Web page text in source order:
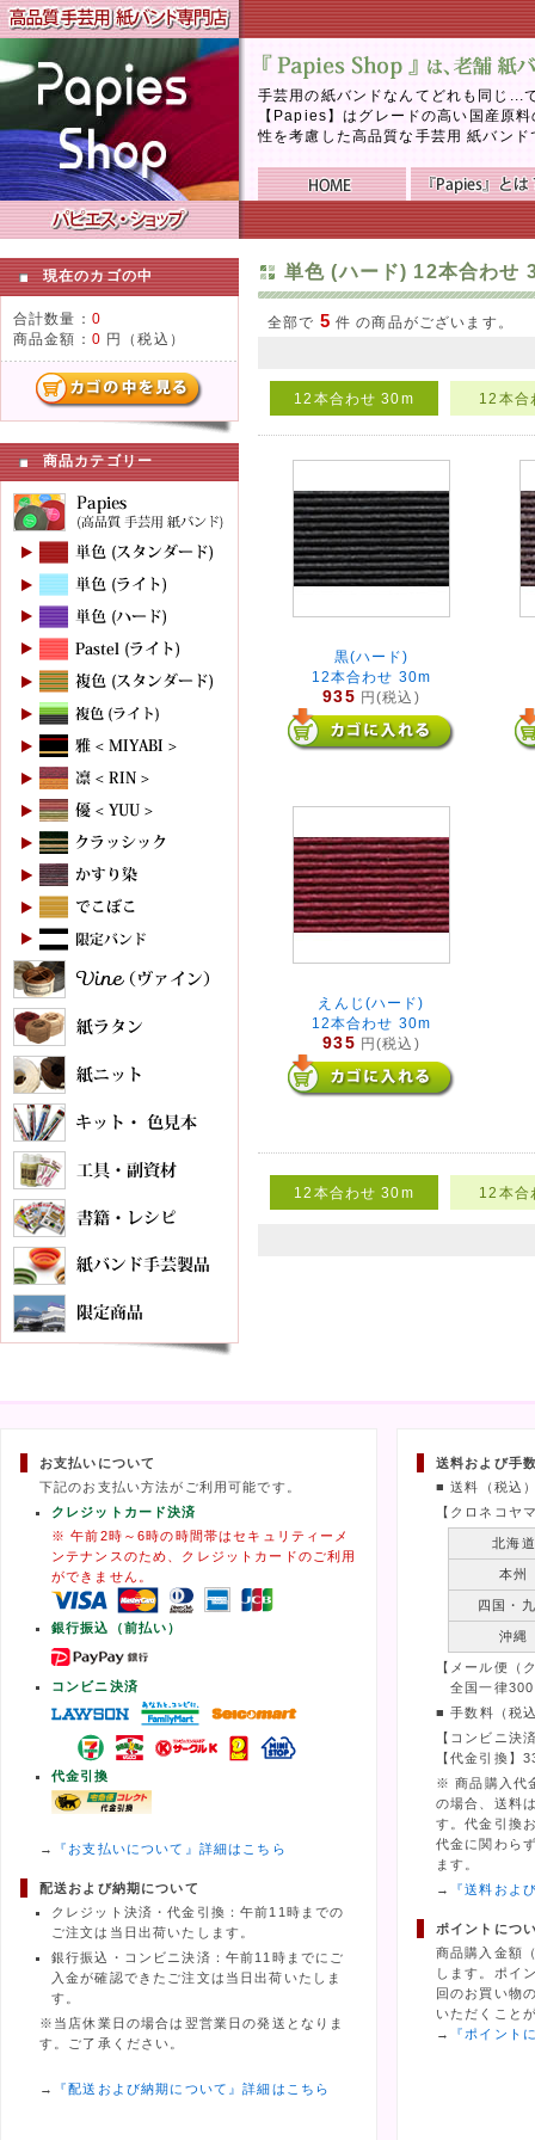
手芸用の紙バンドなんてどれも同じ...
【Papies】はグレードの高い国産原
性を考慮した高品質な手芸用 紙バン
現在のカゴの中
合計数量： 0
商品金額： 0 円（税込）
商品カテゴリー
単色 (ハード) 12本合わせ
全部で 5 件 の商品がございます。
12本合わせ 30m 12本合
黒(ハード)
12本合わせ 30m
935 円(税込)
えんじ(ハード)
12本合わせ 30m
935 円(税込)
12本合わせ 30m 12本合
お支払いについて
下記のお支払い方法がご利用可能です。
クレジットカード決済
※ 午前2時～6時の時間帯はセキュリティーメ
ンテナンスのため、クレジットカードのご利用
ができません。
銀行振込（前払い）
コンビニ決済
代金引換
→ 『お支払いについて』詳細はこちら
配送および納期について
クレジット決済・代金引換：午前11時までの
ご注文は当日出荷いたします。
銀行振込・コンビニ決済：午前11時までにご
入金が確認できたご注文は当日出荷いたしま
す。
※当店休業日の場合は翌営業日の発送となりま
す。ご了承ください。
→ 『配送および納期について』詳細はこちら
送料および手
■ 送料（税込
【クロネコヤ
北海道
本州
四国・
沖縄
【メール便（
全国一律300
■ 手数料（税
【コンビニ決
【代金引換】
※ 商品購入代
の場合、送料
す。代金引換
代金に関わら
ます。
→
『送料およ
ポイントにつ
商品購入金額
します。ポイ
回のお買い物
いただくこと
→
『ポイント